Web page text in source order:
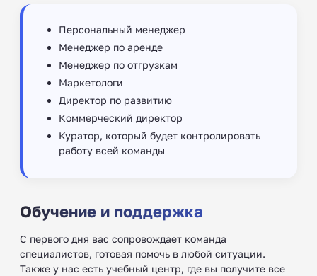
Персональный менеджер
Менеджер по аренде
Менеджер по отгрузкам
Маркетологи
Директор по развитию
Коммерческий директор
Куратор, который будет контролировать
работу всей команды
Обучение и поддержка
С первого дня вас сопровождает команда
специалистов, готовая помочь в любой ситуации.
Также у нас есть учебный центр, где вы получите все